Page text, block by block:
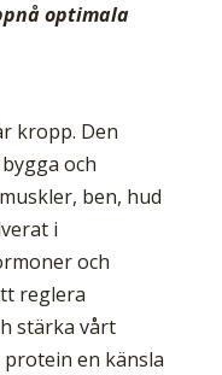
optimala
kropp. Den
och
ben, hud
i
och
reglera
stärka vårt
en känsla